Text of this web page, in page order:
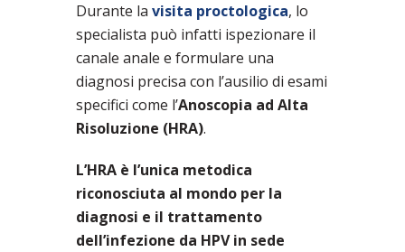
Durante la visita proctologica, lo
specialista può infatti ispezionare il
canale anale e formulare una
diagnosi precisa con l’ausilio di esami
specifici come l’Anoscopia ad Alta
Risoluzione (HRA).
L’HRA è l’unica metodica
riconosciuta al mondo per la
diagnosi e il trattamento
dell’infezione da HPV in sede